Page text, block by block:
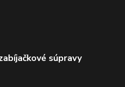
súpravy